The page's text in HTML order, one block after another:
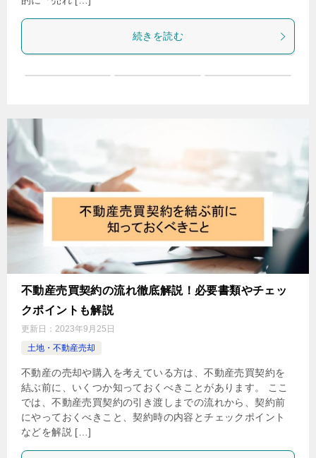
続きを読む
不動産売買契約の流れ徹底解説！必要書類やチェッ
クポイントも解説
更新日： 2023年9月25日
土地・不動産売却
不動産の売却や購入を考えている方は、不動産売買契約を
結ぶ前に、いくつか知っておくべきことがあります。 ここ
では、不動産売買契約の引き渡しまでの流れから、契約前
にやっておくべきこと、契約時の内容とチェックポイント
などを解説 […]